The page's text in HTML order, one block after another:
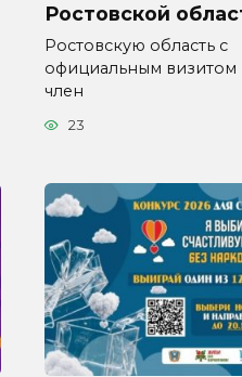
Ростовской
Ростовскую область с
официальным визитом
член
23